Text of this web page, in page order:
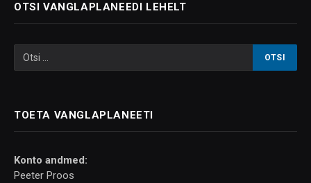
OTSI VANGLAPLANEEDI LEHELT
TOETA VANGLAPLANEETI
Konto andmed:
Peeter Proos